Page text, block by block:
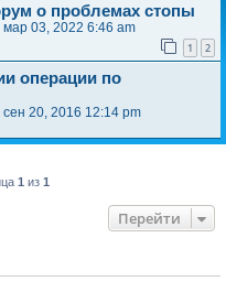
о проблемах стопы
мар 03, 2022 6:46 am
1 2
операции по
сен 20, 2016 12:14 pm
1из 1
Перейти